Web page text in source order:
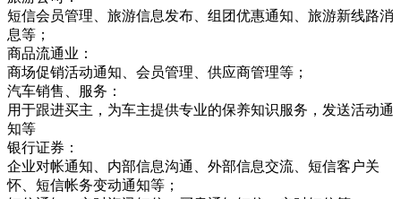
短信会员管理、旅游信息发布、组团优惠通知、旅游新线路消
息等；
商品流通业：
商场促销活动通知、会员管理、供应商管理等；
汽车销售、服务：
用于跟进买主，为车主提供专业的保养知识服务，发送活动通
知等
银行证券：
企业对帐通知、内部信息沟通、外部信息交流、短信客户关
怀、短信帐务变动通知等；